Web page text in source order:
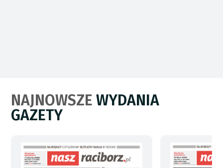
NAJNOWSZEWYDANIA
GAZETY